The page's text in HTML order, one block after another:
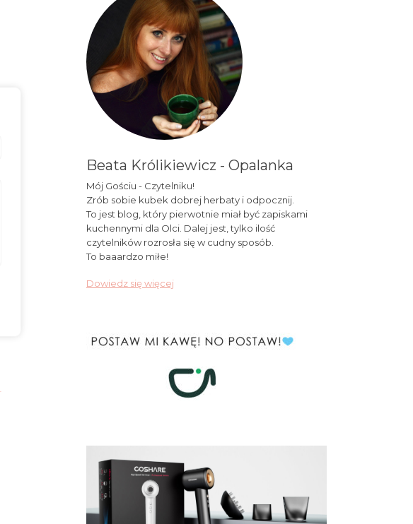
Beata Królikiewicz - Opalanka
Mój Gościu - Czytelniku!
Zrób sobie kubek dobrej herbaty i odpocznij.
To jest blog, który pierwotnie miał być zapiskami
kuchennymi dla Olci. Dalej jest, tylko ilość
czytelników rozrosła się w cudny sposób.
To baaardzo miłe!
Dowiedz się więcej